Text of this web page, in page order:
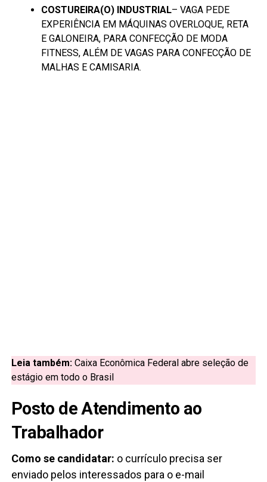
COSTUREIRA(O) INDUSTRIAL– VAGA PEDE
EXPERIÊNCIA EM MÁQUINAS OVERLOQUE, RETA
E GALONEIRA, PARA CONFECÇÃO DE MODA
FITNESS, ALÉM DE VAGAS PARA CONFECÇÃO DE
MALHAS E CAMISARIA.
Leia também: Caixa Econômica Federal abre seleção de
estágio em todo o Brasil
Posto de Atendimento ao
Trabalhador
Como se candidatar: o currículo precisa ser
enviado pelos interessados para o e-mail